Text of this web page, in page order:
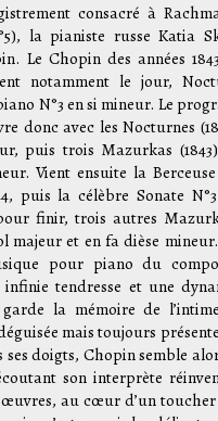
consacré à
la pianiste russe Katia
Le Chopin des années
notamment le jour,
N°3 en si mineur. Le
donc avec les Nocturnes
puis trois Mazurkas
Vient ensuite la
puis la célèbre Sonate
finir, trois autres
majeur et en fa dièse
pour piano du
tendresse et une
la mémoire de
mais toujours
ses doigts, Chopin semble
son interprète
au cœur d’un toucher